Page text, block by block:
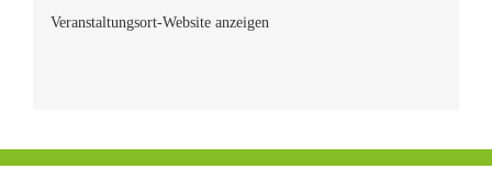
Veranstaltungsort-Website anzeigen